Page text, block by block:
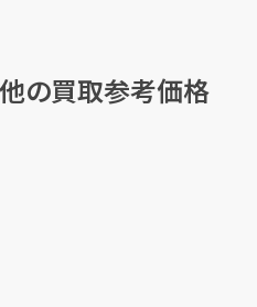
他の買取参考価格